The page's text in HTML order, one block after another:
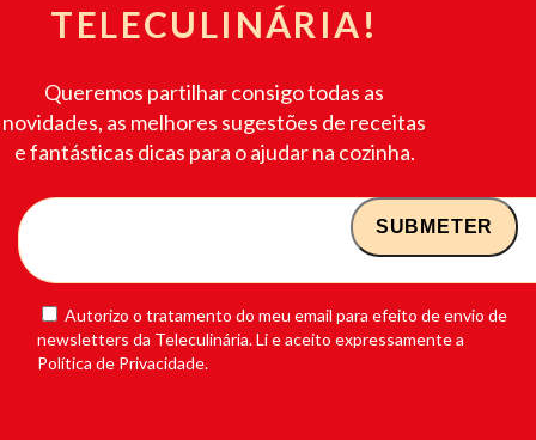
TELECULINÁRIA!
Queremos partilhar consigo todas as
novidades, as melhores sugestões de receitas
e fantásticas dicas para o ajudar na cozinha.
Autorizo o tratamento do meu email para efeito de envio de
newsletters da Teleculinária. Li e aceito expressamente a
Política de Privacidade.